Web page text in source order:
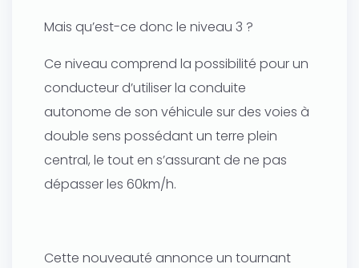
Mais qu’est-ce donc le niveau 3 ?
Ce niveau comprend la possibilité pour un
conducteur d’utiliser la conduite
autonome de son véhicule sur des voies à
double sens possédant un terre plein
central, le tout en s’assurant de ne pas
dépasser les 60km/h.
Cette nouveauté annonce un tournant